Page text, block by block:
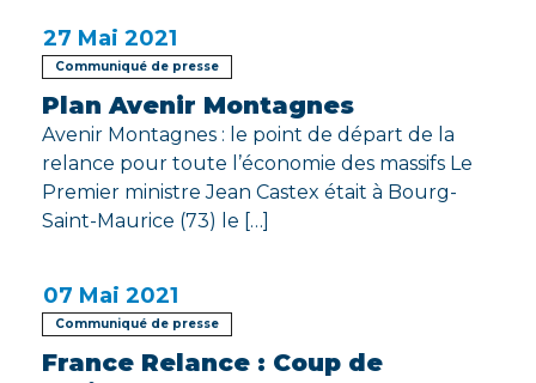
27 Mai 2021
Communiqué de presse
Plan Avenir Montagnes
Avenir Montagnes : le point de départ de la
relance pour toute l’économie des massifs Le
Premier ministre Jean Castex était à Bourg-
Saint-Maurice (73) le […]
07 Mai 2021
Communiqué de presse
France Relance : Coup de